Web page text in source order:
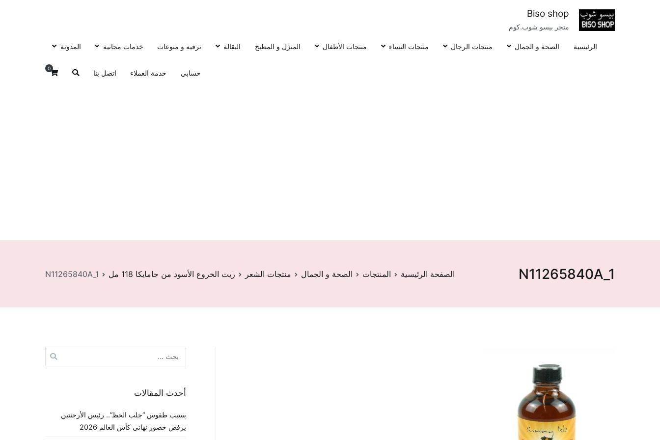
Biso shop
متجر بيسو شوب.كوم
الرئيسية الصحة و الجمال منتجات الرجال منتجات النساء منتجات الأطفال المنزل و المطبخ البقالة ترفيه و منوعات خدمات مجانية المدونة
حسابي خدمة العملاء اتصل بنا
0
N11265840A_1 الصفحة الرئيسية المنتجات الصحة و الجمال منتجات الشعر زيت الخروع الأسود من جامايكا 118 مل N11265840A_1
عن:
أحدث المقالات
بسبب طقوس “جلب الحظ”.. رئيس الأرجنتين
يرفض حضور نهائي كأس العالم 2026